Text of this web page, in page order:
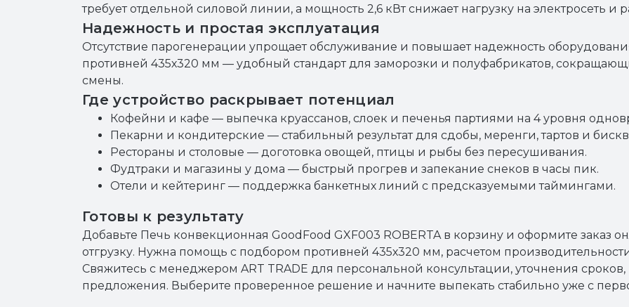
требует отдельной силовой линии, а мощность 2,6 кВт снижает нагрузку на электросеть и
Надежность и простая эксплуатация
Отсутствие парогенерации упрощает обслуживание и повышает надежность
противней 435х320 мм — удобный стандарт для заморозки и полуфабрикатов,
смены.
Где устройство раскрывает потенциал
Кофейни и кафе — выпечка круассанов, слоек и печенья партиями на 4 уровня
Пекарни и кондитерские — стабильный результат для сдобы, меренги, тартов и
Рестораны и столовые — доготовка овощей, птицы и рыбы без пересушивания.
Фудтраки и магазины у дома — быстрый прогрев и запекание снеков в часы пик.
Отели и кейтеринг — поддержка банкетных линий с предсказуемыми таймингами.
Готовы к результату
Добавьте Печь конвекционная GoodFood GXF003 ROBERTA в корзину и оформите заказ
отгрузку. Нужна помощь с подбором противней 435х320 мм, расчетом
Свяжитесь с менеджером ART TRADE для персональной консультации, уточнения
предложения. Выберите проверенное решение и начните выпекать стабильно уже с